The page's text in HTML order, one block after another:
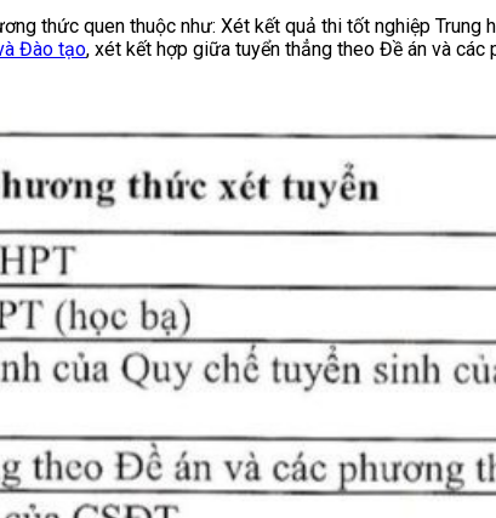
thức quen thuộc như: Xét kết quả thi tốt nghiệp Trung
Đào tạo, xét kết hợp giữa tuyển thẳng theo Đề án và các